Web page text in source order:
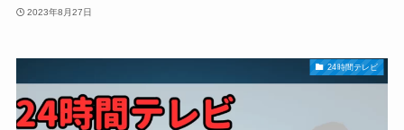
2023年8月27日
24時間テレビ